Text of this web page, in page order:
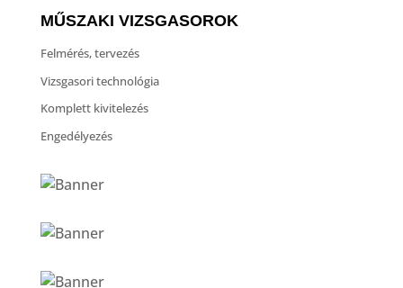
MŰSZAKI VIZSGASOROK
Felmérés, tervezés
Vizsgasori technológia
Komplett kivitelezés
Engedélyezés